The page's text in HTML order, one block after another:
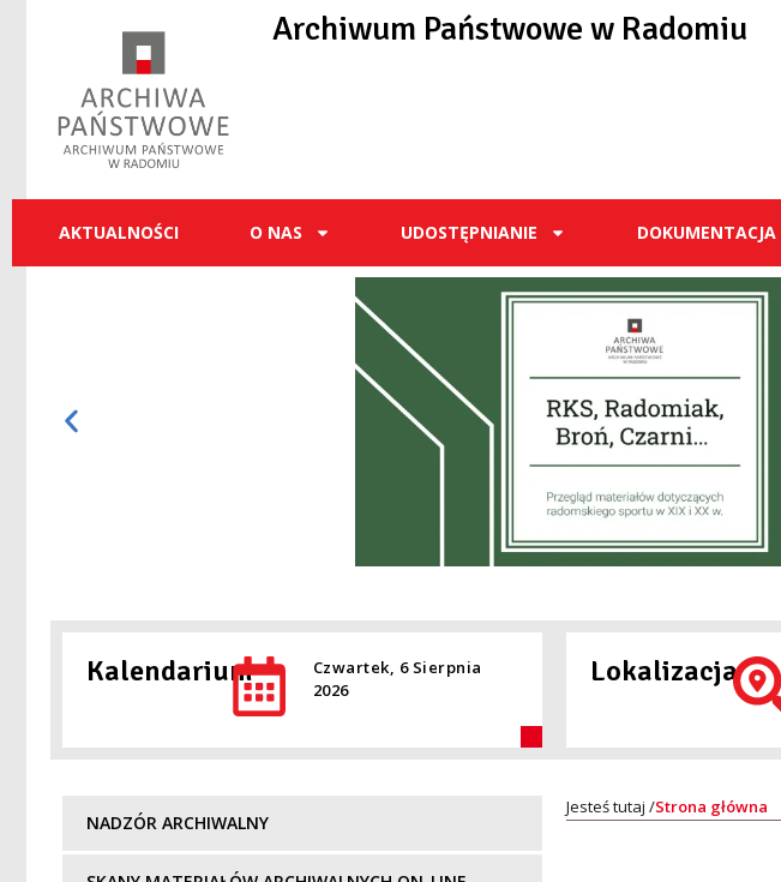
Archiwum Państwowe w Radomiu
AKTUALNOŚCI O NAS UDOSTĘPNIANIE
Kalendarium
Czwartek, 6 Sierpnia
2026
Lokalizacja
NADZÓR ARCHIWALNY
Strona główna